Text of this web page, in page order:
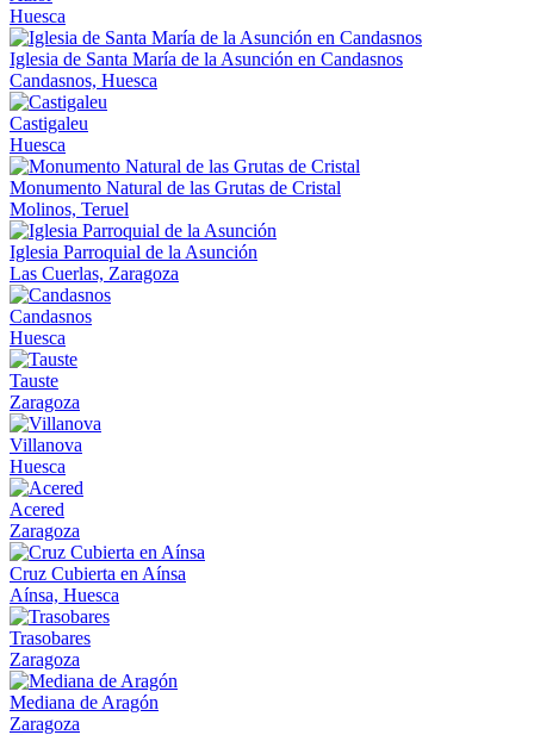
Huesca
Iglesia de Santa María de la Asunción en Candasnos
Candasnos, Huesca
Castigaleu
Huesca
Monumento Natural de las Grutas de Cristal
Molinos, Teruel
Iglesia Parroquial de la Asunción
Las Cuerlas, Zaragoza
Candasnos
Huesca
Tauste
Zaragoza
Villanova
Huesca
Acered
Zaragoza
Cruz Cubierta en Aínsa
Aínsa, Huesca
Trasobares
Zaragoza
Mediana de Aragón
Zaragoza